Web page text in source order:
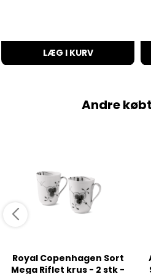
LÆG I KURV
Andre
Royal Copenhagen Sort
Mega Riflet krus - 2 stk -